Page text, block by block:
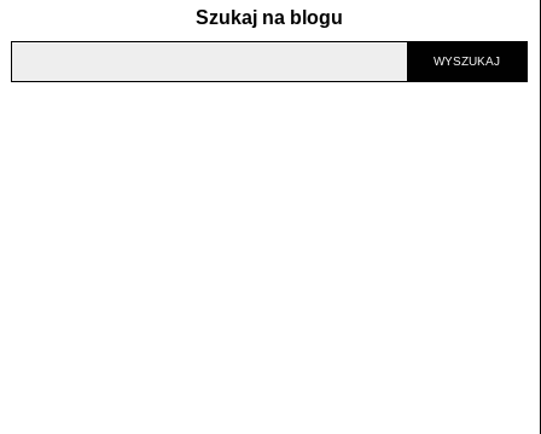
Szukaj na blogu